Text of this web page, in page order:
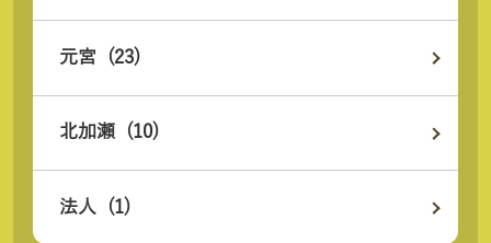
元宮 (23)
北加瀬 (10)
法人 (1)